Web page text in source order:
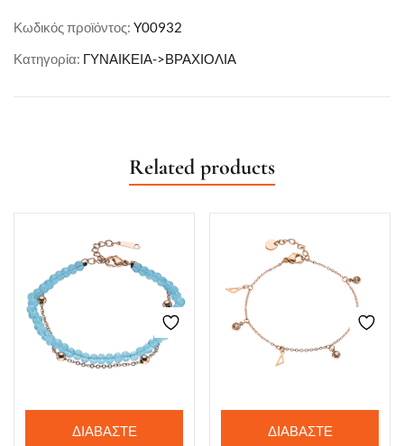
Κωδικός προϊόντος: Y00932
Κατηγορία: ΓΥΝΑΙΚΕΙΑ->ΒΡΑΧΙΟΛΙΑ
Related products
ΔΙΑΒΆΣΤΕ ΔΙΑΒΆΣΤΕ